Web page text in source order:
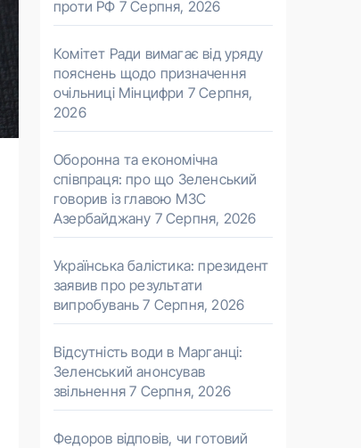
проти РФ 7 Серпня, 2026
Комітет Ради вимагає від уряду
пояснень щодо призначення
очільниці Мінцифри 7 Серпня,
2026
Оборонна та економічна
співпраця: про що Зеленський
говорив із главою МЗС
Азербайджану 7 Серпня, 2026
Українська балістика: президент
заявив про результати
випробувань 7 Серпня, 2026
Відсутність води в Марганці:
Зеленський анонсував
звільнення 7 Серпня, 2026
Федоров відповів, чи готовий